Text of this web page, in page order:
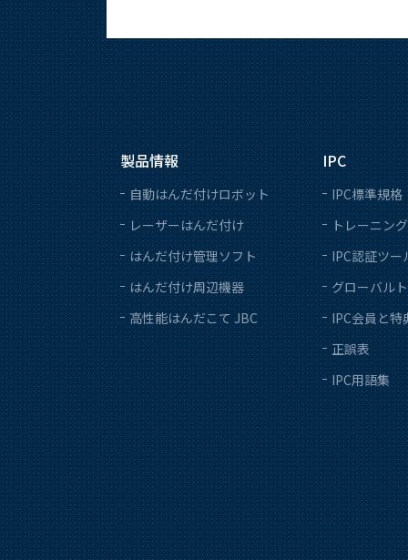
製品情報
自動はんだ付けロボット
レーザーはんだ付け
はんだ付け管理ソフト
はんだ付け周辺機器
高性能はんだこて JBC
IPC
IPC標準規格
トレーニン
IPC認証ツー
グローバル
IPC会員と特
正誤表
IPC用語集